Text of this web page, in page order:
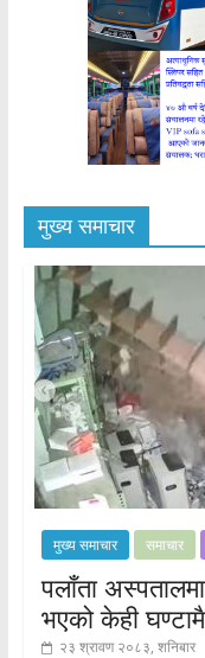
मुख्य समाचार
मुख्य समाचार समाचार
पलाँता
भएको केही
२३ श्रावण २०८३, शनिबार